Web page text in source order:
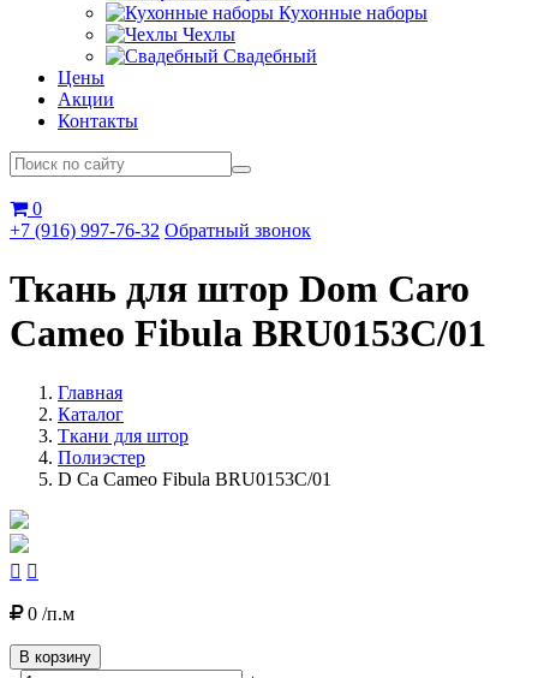
Кухонные наборы
Чехлы
Свадебный
Цены
Акции
Контакты
0
+7 (916) 997-76-32 Обратный звонок
Ткань для штор Dom Caro
Cameo Fibula BRU0153C/01
Главная
Каталог
Ткани для штор
Полиэстер
D Ca Cameo Fibula BRU0153C/01
 
0 /п.м
В корзину